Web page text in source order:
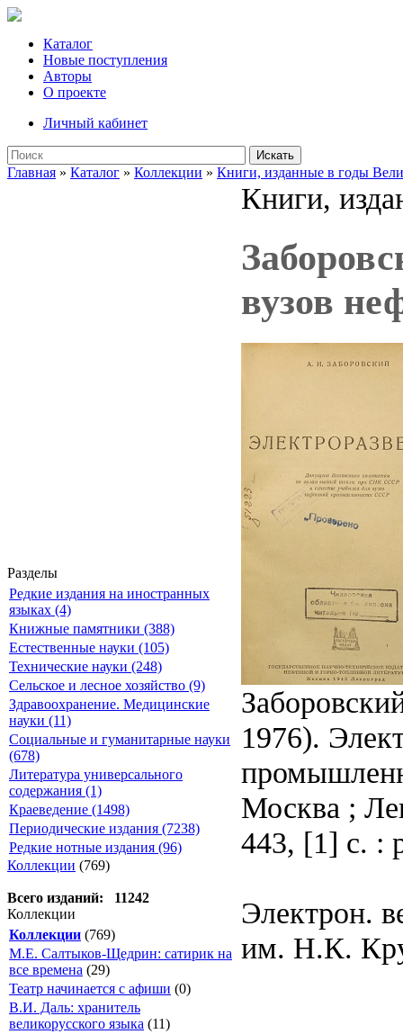
Каталог
Новые поступления
Авторы
О проекте
Личный кабинет
Искать
Главная » Каталог » Коллекции » Книги, изданные в годы
Разделы
Редкие издания на иностранных
языках (4)
Книжные памятники (388)
Естественные науки (105)
Технические науки (248)
Сельское и лесное хозяйство (9)
Здравоохранение. Медицинские
науки (11)
Социальные и гуманитарные науки
(678)
Литература универсального
содержания (1)
Краеведение (1498)
Периодические издания (7238)
Редкие нотные издания (96)
Коллекции (769)
Всего изданий: 11242
Коллекции
Коллекции (769)
М.Е. Салтыков-Щедрин: сатирик на
все времена (29)
Театр начинается с афиши (0)
В.И. Даль: хранитель
великорусского языка (11)
Книги,
вузов
1976).
Москва ;
443, [1] с. :
Электрон.
им. Н.К.